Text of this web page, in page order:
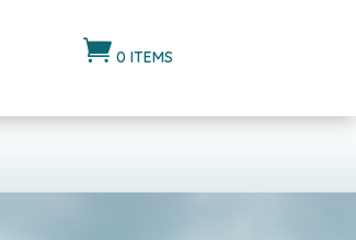
 0 ITEMS